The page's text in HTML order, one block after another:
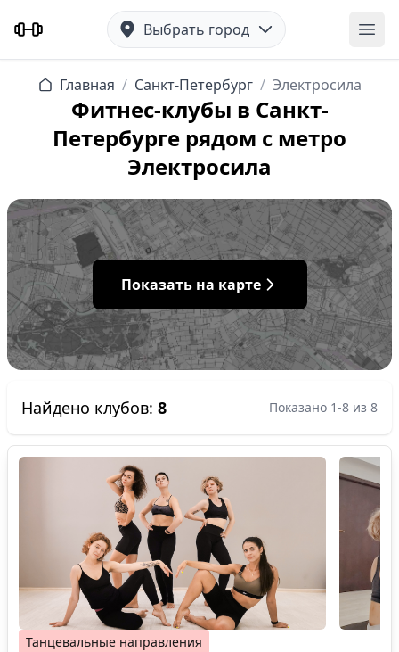
Выбрать город
Главная / Санкт-Петербург / Электросила
Фитнес-клубы в Санкт-
Петербурге рядом с метро
Электросила
Показать на карте
Найдено клубов: 8 Показано 1-8 из 8
Танцевальные направления